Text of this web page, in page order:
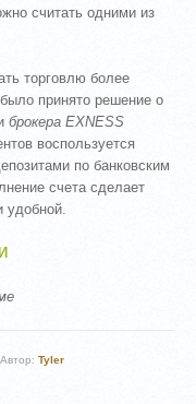
считать одними из
торговлю более
принято решение о
брокера EXNESS
воспользуется
по банковским
счета сделает
Автор:Tyler